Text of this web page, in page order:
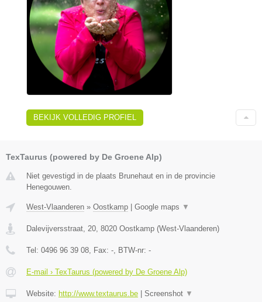
BEKIJK VOLLEDIG PROFIEL
TexTaurus (powered by De Groene Alp)
Niet gevestigd in de plaats Brunehaut en in de provincie
Henegouwen.
West-Vlaanderen » Oostkamp Google maps ▼
Dalevijversstraat, 20 8020 Oostkamp (West-Vlaanderen)
Tel: 0496 96 39 08 , Fax: - , BTW-nr: -
E-mail › TexTaurus (powered by De Groene Alp)
Website: http://www.textaurus.be Screenshot ▼